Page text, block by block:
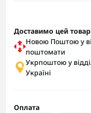
Доставимо цей
Новою Поштою у
поштомати
Укрпоштою у
Україні
Оплата